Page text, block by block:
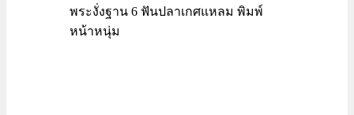
พระงั่งฐาน 6 ฟันปลาเกศแหลม พิมพ์
หน้าหนุ่ม